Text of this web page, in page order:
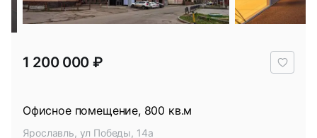
Офисное помещение, 800 кв.м
Ярославль, ул Победы, 14а
1 200 000 ₽